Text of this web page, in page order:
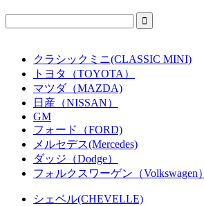
クラシックミニ(CLASSIC MINI)
トヨタ（TOYOTA）
マツダ（MAZDA)
日産（NISSAN）
GM
フォード（FORD)
メルセデス(Mercedes)
ダッジ（Dodge）
フォルクスワーゲン（Volkswagen）
シェベル(CHEVELLE)